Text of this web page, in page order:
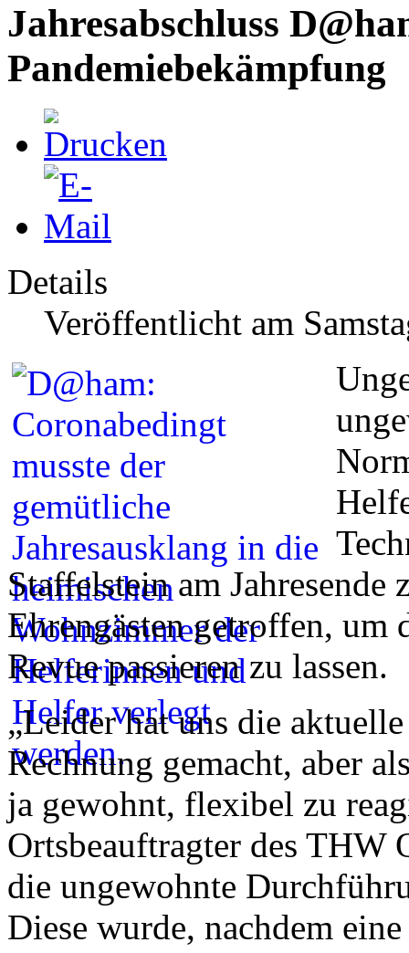
Jahresabschluss
Pandemiebekämpfung
Details
Veröffentlicht am
Staffelstein am
Ehrengästen getroffen, um
Revue passieren zu lassen.
„Leider hat uns die
Rechnung gemacht, aber
ja gewohnt, flexibel zu
Ortsbeauftragter des THW
die ungewohnte
Diese wurde, nachdem